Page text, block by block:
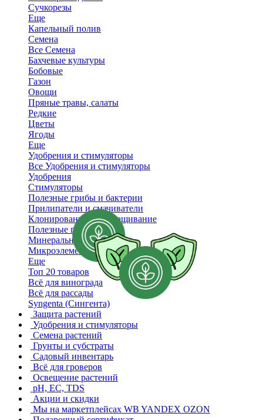
Сучкорезы
Еще
Капельный полив
Семена
Все Семена
Бахчевые культуры
Бобовые
Газон
Овощи
Пряные травы, салаты
Редкие
Цветы
Ягоды
Еще
Удобрения и стимуляторы
Все Удобрения и стимуляторы
Удобрения
Стимуляторы
Полезные грибы и бактерии
Прилипатели и смачиватели
Клонирование и проращивание
Полезные препараты
Минеральные удобрения
Микроэлементы
Еще
Топ 20 товаров
Всё для винограда
Всё для рассады
Syngenta (Сингента)
Защита растений
Удобрения и стимуляторы
Семена растений
Грунты и субстраты
Садовый инвентарь
Всё для гроверов
Освещение растений
pH, EC, TDS
Акции и скидки
Мы на маркетплейсах WB YANDEX OZON